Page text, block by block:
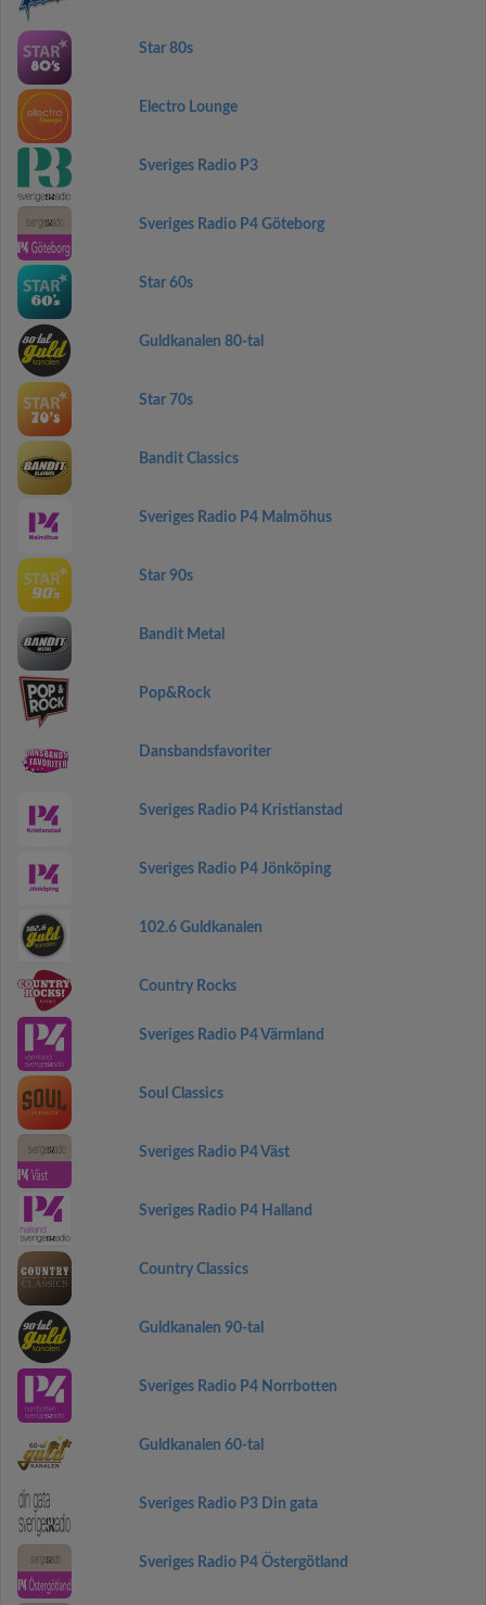
Star 80s
Electro Lounge
Sveriges Radio P3
Sveriges Radio P4 Göteborg
Star 60s
Guldkanalen 80-tal
Star 70s
Bandit Classics
Sveriges Radio P4 Malmöhus
Star 90s
Bandit Metal
Pop&Rock
Dansbandsfavoriter
Sveriges Radio P4 Kristianstad
Sveriges Radio P4 Jönköping
102.6 Guldkanalen
Country Rocks
Sveriges Radio P4 Värmland
Soul Classics
Sveriges Radio P4 Väst
Sveriges Radio P4 Halland
Country Classics
Guldkanalen 90-tal
Sveriges Radio P4 Norrbotten
Guldkanalen 60-tal
Sveriges Radio P3 Din gata
Sveriges Radio P4 Östergötland